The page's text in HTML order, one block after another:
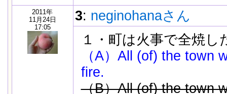
2011年
11月24日
17:05
3: neginohanaさん
１・町は火事で全焼し
（A）All (of) the town
fire.
（B）All (of) the town